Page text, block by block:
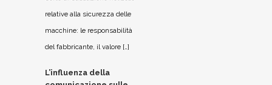
relative alla sicurezza delle
macchine: le responsabilità
del fabbricante, il valore […]
L’influenza della